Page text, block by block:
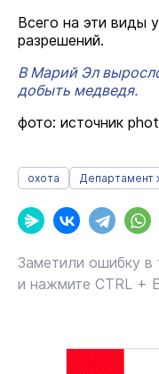
Всего на эти виды
разрешений.
В Марий Эл
добыть медведя.
фото: источник
охота Департамент
Заметили ошибку в
и нажмите CTRL +